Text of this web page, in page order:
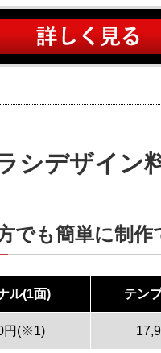
シデザイン
でも簡単に制作
ル(1面) テン
円(※1)